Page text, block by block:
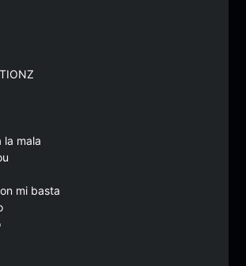
la mala
mi basta